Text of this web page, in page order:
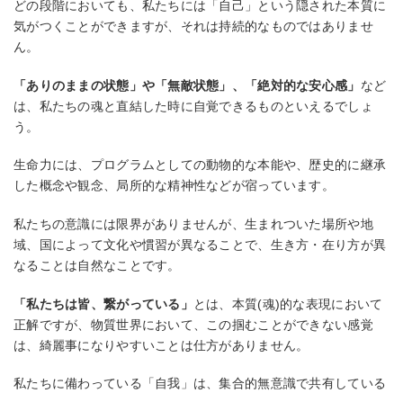
どの段階においても、私たちには「自己」という隠された本質に
気がつくことができますが、それは持続的なものではありませ
ん。
「ありのままの状態」や「無敵状態」、「絶対的な安心感」 など
は、私たちの魂と直結した時に自覚できるものといえるでしょ
う。
生命力には、プログラムとしての動物的な本能や、歴史的に継承
した概念や観念、局所的な精神性などが宿っています。
私たちの意識には限界がありませんが、生まれついた場所や地
域、国によって文化や慣習が異なることで、生き方・在り方が異
なることは自然なことです。
「私たちは皆、繋がっている」 とは、本質(魂)的な表現において
正解ですが、物質世界において、この掴むことができない感覚
は、綺麗事になりやすいことは仕方がありません。
私たちに備わっている「自我」は、集合的無意識で共有している